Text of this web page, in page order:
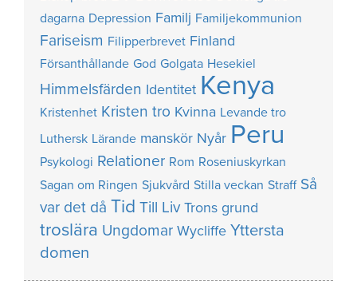
dagarna Depression Familj Familjekommunion
Fariseism Filipperbrevet Finland
Försanthållande God Golgata Hesekiel
Himmelsfärden Identitet Kenya
Kristenhet Kristen tro Kvinna Levande tro
Luthersk Lärande manskör Nyår Peru
Psykologi Relationer Rom Roseniuskyrkan
Sagan om Ringen Sjukvård Stilla veckan Straff Så
var det då Tid Till Liv Trons grund
troslära Ungdomar Wycliffe Yttersta
domen